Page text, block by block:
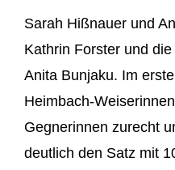
Sarah Hißnauer und
Kathrin Forster und
Anita Bunjaku. Im
Heimbach-
Gegnerinnen zurecht
deutlich den Satz mit